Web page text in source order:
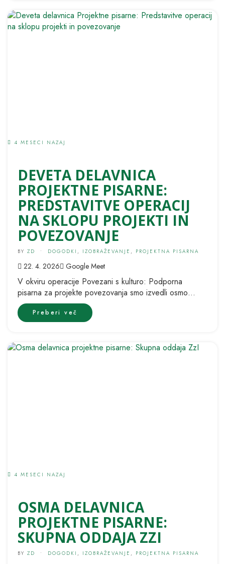
4 MESECI NAZAJ
DEVETA DELAVNICA
PROJEKTNE PISARNE:
PREDSTAVITVE OPERACIJ
NA SKLOPU PROJEKTI IN
POVEZOVANJE
BY ZD • DOGODKI , IZOBRAŽEVANJE , PROJEKTNA PISARNA
22. 4. 2026 Google Meet
V okviru operacije Povezani s kulturo: Podporna
pisarna za projekte povezovanja smo izvedli osmo
delavnico, namenjeno spoznavanju in predstavitvi
posameznih...
Preberi več
4 MESECI NAZAJ
OSMA DELAVNICA
PROJEKTNE PISARNE:
SKUPNA ODDAJA ZZI
BY ZD • DOGODKI , IZOBRAŽEVANJE , PROJEKTNA PISARNA